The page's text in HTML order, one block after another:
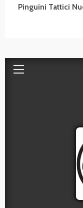
Pinguini Tattici